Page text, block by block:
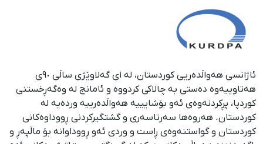
ئاژانسی هەواڵدەریی کوردستان، لە ١ی گەلاوێژی ساڵی ٩٠ی
هەتاوییەوە دەستی بە چالاکی کردووە و ئامانج لە وەگەڕخستنی
كوردپا، پڕكردنەوەی ئەو بۆشایییە هەواڵدەرییە وردەیە لە
كوردستان. هەروەها سەرتاسەری و گشتگیركردنی ڕووداوەكانی
كوردستان و گواستنەوەی ڕاست و وردی ئەو ڕووداوانە بۆ ماڵپەڕ و